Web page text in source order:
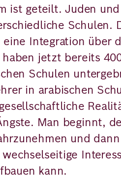
ist geteilt. Juden
Schulen.
eine Integration über
jetzt bereits
Schulen
in arabischen
Man beginnt,
und
kann.